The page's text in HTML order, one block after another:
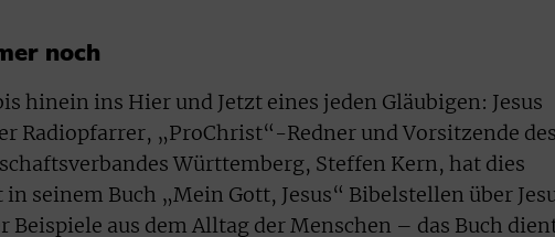
noch
hinein ins Hier und Jetzt eines jeden Gläubigen: Jesus
Radiopfarrer, „ProChrist“-Redner und Vorsitzende des
Württemberg, Steffen Kern, hat dies
seinem Buch „Mein Gott, Jesus“ Bibelstellen über
Beispiele aus dem Alltag der Menschen – das Buch